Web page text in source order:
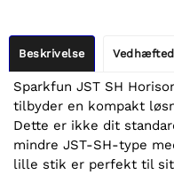
Beskrivelse
Sparkfun JST SH
tilbyder en kompakt
Dette er ikke dit
mindre JST-SH-type
lille stik er perfekt til